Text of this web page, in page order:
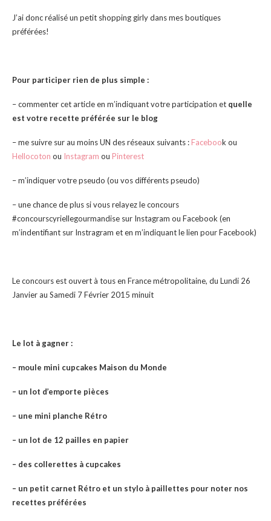
J’ai donc réalisé un petit shopping girly dans mes boutiques
préférées!
Pour participer rien de plus simple :
– commenter cet article en m’indiquant votre participation et quelle
est votre recette préférée sur le blog
– me suivre sur au moins UN des réseaux suivants : Facebook ou
Hellocoton ou Instagram ou Pinterest
– m’indiquer votre pseudo (ou vos différents pseudo)
– une chance de plus si vous relayez le concours
#concourscyriellegourmandise sur Instagram ou Facebook (en
m’indentifiant sur Instragram et en m’indiquant le lien pour Facebook)
Le concours est ouvert à tous en France métropolitaine, du Lundi 26
Janvier au Samedi 7 Février 2015 minuit
Le lot à gagner :
– moule mini cupcakes Maison du Monde
– un lot d’emporte pièces
– une mini planche Rétro
– un lot de 12 pailles en papier
– des collerettes à cupcakes
– un petit carnet Rétro et un stylo à paillettes pour noter nos
recettes préférées